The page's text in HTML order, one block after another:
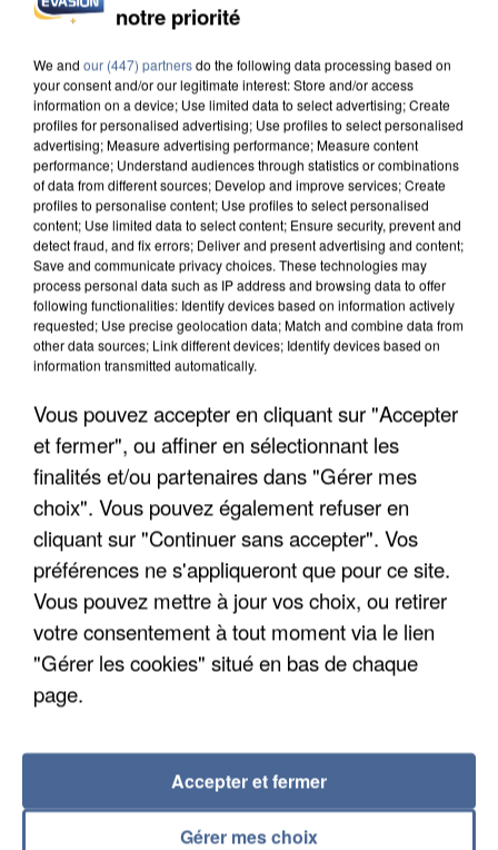
L’UN DES FONDATEURS SUPPOSÉS DE LA DZ
UN SECOND CADRE DE LA DZ MAFIA
INTERPELLÉ EN ALGÉRIE
notre priorité
We and our (447) partnersdo the following data processing based on
your consent and/or our legitimate interest: Store and/or access
information on a device; Use limited data to select advertising; Create
profiles for personalised advertising; Use profiles to select personalised
advertising; Measure advertising performance; Measure content
performance; Understand audiences through statistics or combinations
of data from different sources; Develop and improve services; Create
profiles to personalise content; Use profiles to select personalised
content; Use limited data to select content; Ensure security, prevent and
detect fraud, and fix errors; Deliver and present advertising and content;
Save and communicate privacy choices. These technologies may
process personal data such as IP address and browsing data to offer
following functionalities: Identify devices based on information actively
requested; Use precise geolocation data; Match and combine data from
other data sources; Link different devices; Identify devices based on
information transmitted automatically.
Vous pouvez accepter en cliquant sur "Accepter
et fermer", ou affiner en sélectionnant les
finalités et/ou partenaires dans "Gérer mes
choix". Vous pouvez également refuser en
cliquant sur "Continuer sans accepter". Vos
préférences ne s'appliqueront que pour ce site.
Vous pouvez mettre à jour vos choix, ou retirer
votre consentement à tout moment via le lien
"Gérer les cookies" situé en bas de chaque
page.
Gérer mes choix
Accepter et fermer